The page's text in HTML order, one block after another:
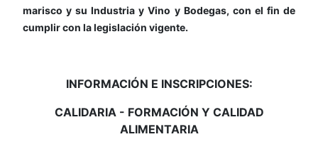
marisco y su Industria y Vino y Bodegas, con el fin de
cumplir con la legislación vigente.
INFORMACIÓN E INSCRIPCIONES:
CALIDARIA - FORMACIÓN Y CALIDAD
ALIMENTARIA